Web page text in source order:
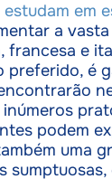
estudam em
a
francesa e
preferido, é
inúmeros
podem
uma